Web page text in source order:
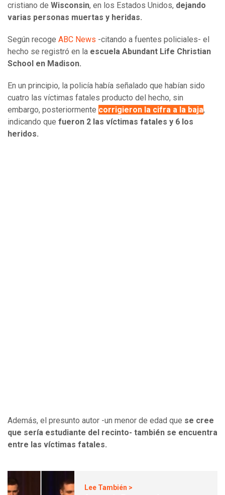
cristiano de Wisconsin, en los Estados Unidos, dejando
varias personas muertas y heridas.
Según recoge ABC News -citando a fuentes policiales- el
hecho se registró en la escuela Abundant Life Christian
School en Madison.
En un principio, la policía había señalado que habían sido
cuatro las víctimas fatales producto del hecho, sin
embargo, posteriormente corrigieron la cifra a la baja,
indicando que fueron 2 las víctimas fatales y 6 los
heridos.
Además, el presunto autor -un menor de edad que se cree
que sería estudiante del recinto- también se encuentra
entre las víctimas fatales.
Lee También >